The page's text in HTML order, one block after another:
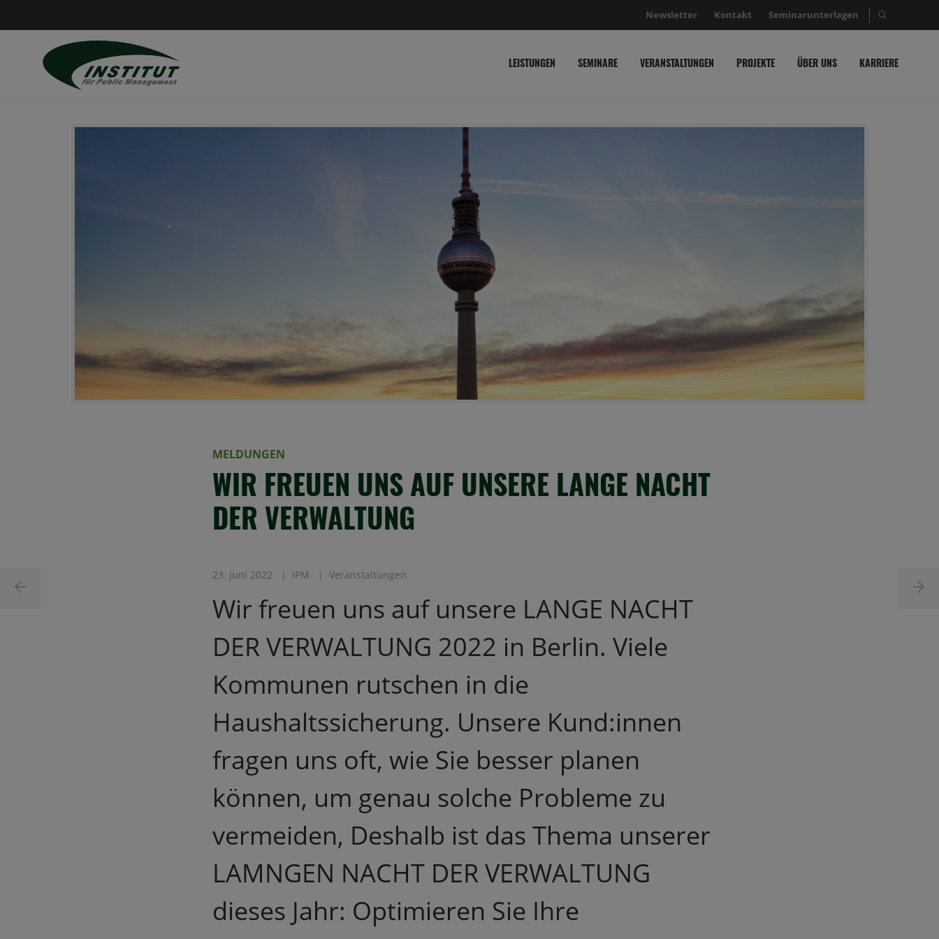
Newsletter Kontakt Seminarunterlagen Suche
LEISTUNGEN SEMINARE VERANSTALTUNGEN PROJEKTE ÜBER UNS KARRIERE
MELDUNGEN
WIR FREUEN UNS AUF UNSERE LANGE NACHT
DER VERWALTUNG
23. Juni 2022 IPM Veranstaltungen
Wir freuen uns auf unsere LANGE NACHT
DER VERWALTUNG 2022 in Berlin. Viele
Kommunen rutschen in die
Haushaltssicherung. Unsere Kund:innen
fragen uns oft, wie Sie besser planen
können, um genau solche Probleme zu
vermeiden, Deshalb ist das Thema unserer
LAMNGEN NACHT DER VERWALTUNG
dieses Jahr: Optimieren Sie Ihre